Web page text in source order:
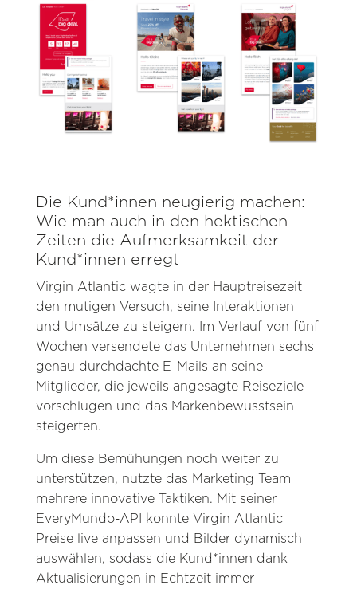
Die Kund*innen neugierig machen:
Wie man auch in den hektischen
Zeiten die Aufmerksamkeit der
Kund*innen erregt
Virgin Atlantic wagte in der Hauptreisezeit
den mutigen Versuch, seine Interaktionen
und Umsätze zu steigern. Im Verlauf von fünf
Wochen versendete das Unternehmen sechs
genau durchdachte E-Mails an seine
Mitglieder, die jeweils angesagte Reiseziele
vorschlugen und das Markenbewusstsein
steigerten.
Um diese Bemühungen noch weiter zu
unterstützen, nutzte das Marketing Team
mehrere innovative Taktiken. Mit seiner
EveryMundo-API konnte Virgin Atlantic
Preise live anpassen und Bilder dynamisch
auswählen, sodass die Kund*innen dank
Aktualisierungen in Echtzeit immer